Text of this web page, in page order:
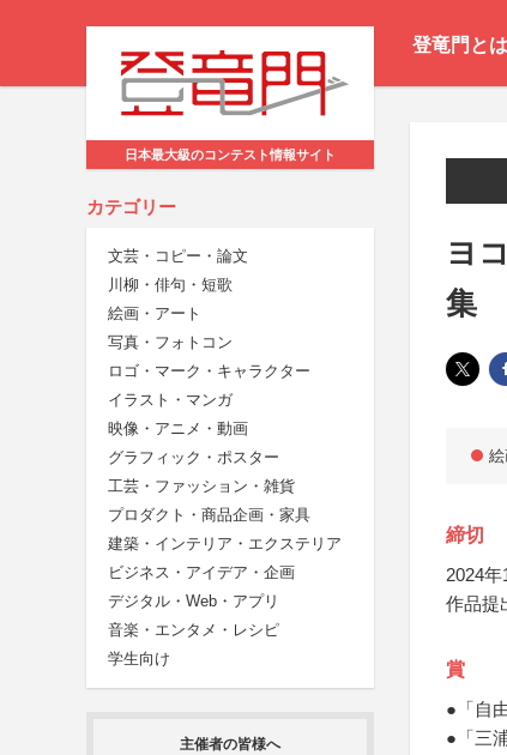
登竜門とは
日本最大級のコンテスト情報サイト
カテゴリー
文芸・コピー・論文
川柳・俳句・短歌
絵画・アート
写真・フォトコン
ロゴ・マーク・キャラクター
イラスト・マンガ
映像・アニメ・動画
グラフィック・ポスター
工芸・ファッション・雑貨
プロダクト・商品企画・家具
建築・インテリア・エクステリア
ビジネス・アイデア・企画
デジタル・Web・アプリ
音楽・エンタメ・レシピ
学生向け
主催者の皆様へ
ヨ
集
絵
締切
2024
作品提
賞
●「自
●「三